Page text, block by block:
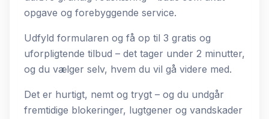
opgave og forebyggende service.
Udfyld formularen og få op til 3 gratis og
uforpligtende tilbud – det tager under 2 minutter,
og du vælger selv, hvem du vil gå videre med.
Det er hurtigt, nemt og trygt – og du undgår
fremtidige blokeringer, lugtgener og vandskader